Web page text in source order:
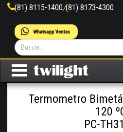
(81) 8115-1400/(81) 8173-4300
Termometro
120
PC-